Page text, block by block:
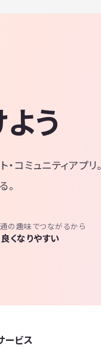
う
コミュニティアプリ。
。
の趣味でつながるから
くなりやすい
ービス